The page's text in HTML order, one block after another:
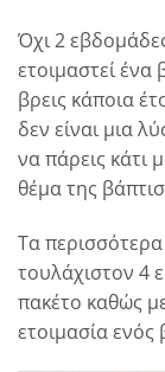
Όχι 2
ετοιμαστεί ένα
βρεις κάποια
δεν είναι μια
να πάρεις κάτι
θέμα της
Τα
τουλάχιστον 4
πακέτο καθώς
ετοιμασία ενός